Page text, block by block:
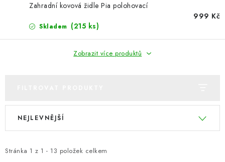
GRILY
Kontakty Moje objednávka
Doprava nábytku k Vám
Obchodní podmínky
Nákup na splátky ESSOX
Zahradní kovová židle Pia polohovací
Skladem (215 ks)
999 Kč
Zobrazit více produktů
V
i
Stránka 1 z 1 - 13 položek celkem
Ř
e
NEJLEVNĚJŠÍ